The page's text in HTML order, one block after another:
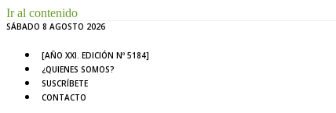
Ir al contenido
SÁBADO 8 AGOSTO 2026
[AÑO XXI. EDICIÓN Nº 5184]
¿QUIENES SOMOS?
SUSCRÍBETE
CONTACTO